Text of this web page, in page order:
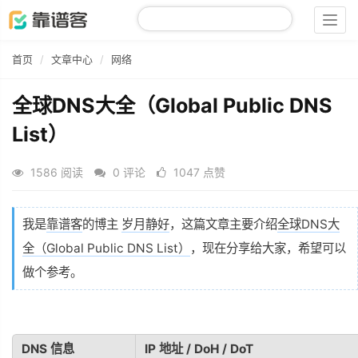
首页 文章中心 网络
全球DNS大全（Global Public DNS
List）
1586 阅读 0 评论 1047 点赞
我是靠谱客的博主 岁月静好，这篇文章主要介绍全球DNS大
全（Global Public DNS List）
，现在分享给大家，希望可以
做个参考。
DNS 信息 IP 地址 / DoH / DoT